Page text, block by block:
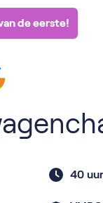
de eerste!
40 uur